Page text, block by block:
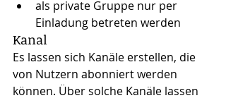
als private Gruppe nur per
Einladung betreten werden
Kanal
Es lassen sich Kanäle erstellen, die
von Nutzern abonniert werden
können. Über solche Kanäle lassen